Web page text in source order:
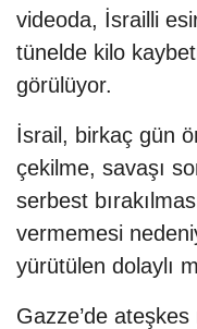
videoda, İsrailli
tünelde kilo
görülüyor.
İsrail, birkaç gün
çekilme, savaşı
serbest
vermemesi
yürütülen dolaylı
Gazze’de